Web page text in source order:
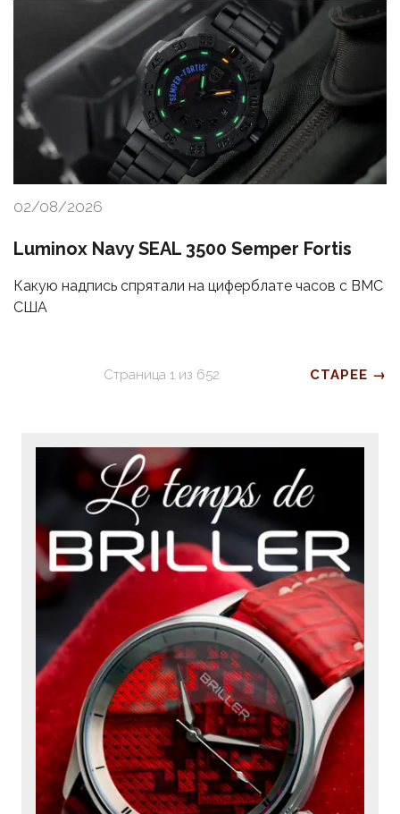
02/08/2026
Luminox Navy SEAL 3500 Semper Fortis
Какую надпись спрятали на циферблате часов с ВМС
США
Страница 1 из 652 СТАРЕЕ →